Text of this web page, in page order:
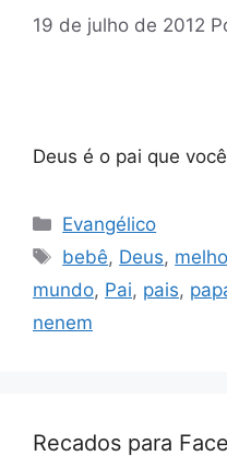
19 de julho de 2012
Deus é o pai que
Categorias
Evangélico
Tags
bebê, Deus,
mundo, Pai, pais,
nenem
Recados para